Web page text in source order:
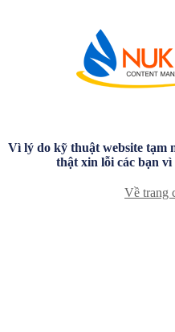
Vì lý do kỹ thuật website tạm
thật xin lỗi các bạn
Về trang